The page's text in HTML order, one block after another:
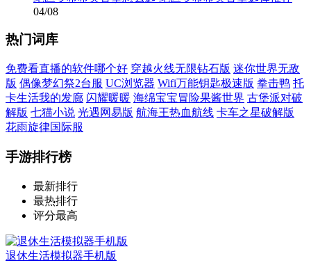
04/08
热门词库
免费看直播的软件哪个好 穿越火线无限钻石版 迷你世界无敌
版 偶像梦幻祭2台服 UC浏览器 Wifi万能钥匙极速版 拳击鸭 托
卡生活我的发廊 闪耀暖暖 海绵宝宝冒险果酱世界 古堡派对破
解版 七猫小说 光遇网易版 航海王热血航线 卡车之星破解版
花雨旋律国际服
手游排行榜
最新排行
最热排行
评分最高
退休生活模拟器手机版